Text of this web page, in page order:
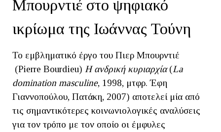
Μπουρντιέ στο ψηφιακό
ικρίωμα της Ιωάννας Τούνη
Το εμβληματικό έργο του Πιερ Μπουρντιέ
(Pierre Bourdieu) Η ανδρική κυριαρχία(La
domination masculine, 1998, μτφρ. Έφη
Γιαννοπούλου, Πατάκη, 2007) αποτελεί μία από
τις σημαντικότερες κοινωνιολογικές αναλύσεις
για τον τρόπο με τον οποίο οι έμφυλες